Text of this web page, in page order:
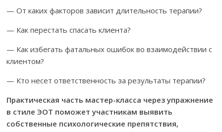
— От каких факторов зависит длительность терапии?
— Как перестать спасать клиента?
— Как избегать фатальных ошибок во взаимодействии с
клиентом?
— Кто несет ответственность за результаты терапии?
Практическая часть мастер-класса через упражнение
в стиле ЭОТ поможет участникам выявить
собственные психологические препятствия,